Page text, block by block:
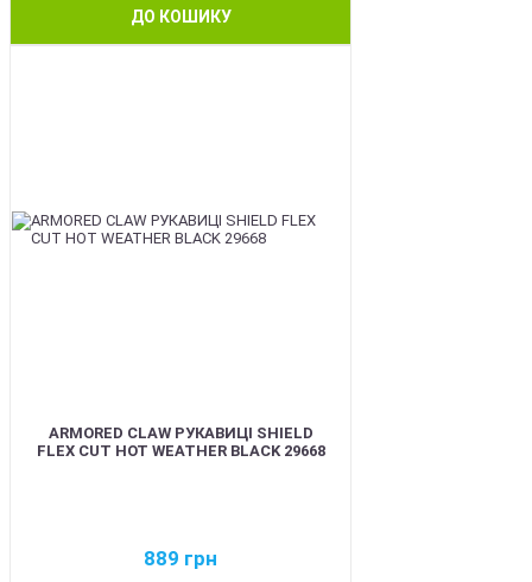
ДО КОШИКУ
ARMORED CLAW РУКАВИЦІ SHIELD
FLEX CUT HOT WEATHER BLACK 29668
889 грн